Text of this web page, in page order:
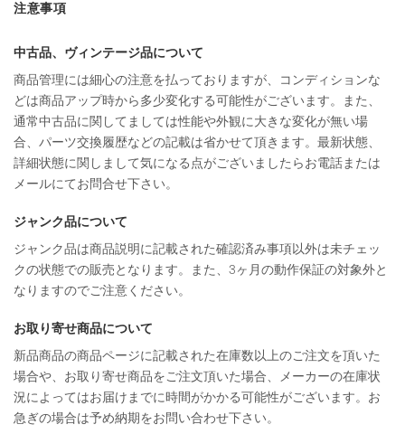
注意事項
中古品、ヴィンテージ品について
商品管理には細心の注意を払っておりますが、コンディションな
どは商品アップ時から多少変化する可能性がございます。また、
通常中古品に関してましては性能や外観に大きな変化が無い場
合、パーツ交換履歴などの記載は省かせて頂きます。最新状態、
詳細状態に関しまして気になる点がございましたらお電話または
メールにてお問合せ下さい。
ジャンク品について
ジャンク品は商品説明に記載された確認済み事項以外は未チェッ
クの状態での販売となります。また、3ヶ月の動作保証の対象外と
なりますのでご注意ください。
お取り寄せ商品について
新品商品の商品ページに記載された在庫数以上のご注文を頂いた
場合や、お取り寄せ商品をご注文頂いた場合、メーカーの在庫状
況によってはお届けまでに時間がかかる可能性がございます。お
急ぎの場合は予め納期をお問い合わせ下さい。